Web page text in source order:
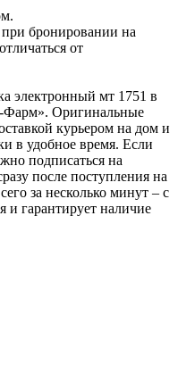
бронировании на
от
электронный мт 1751 в
Фарм». Оригинальные
курьером на дом и
в удобное время. Если
подписаться на
после поступления на
за несколько минут – с
и гарантирует наличие